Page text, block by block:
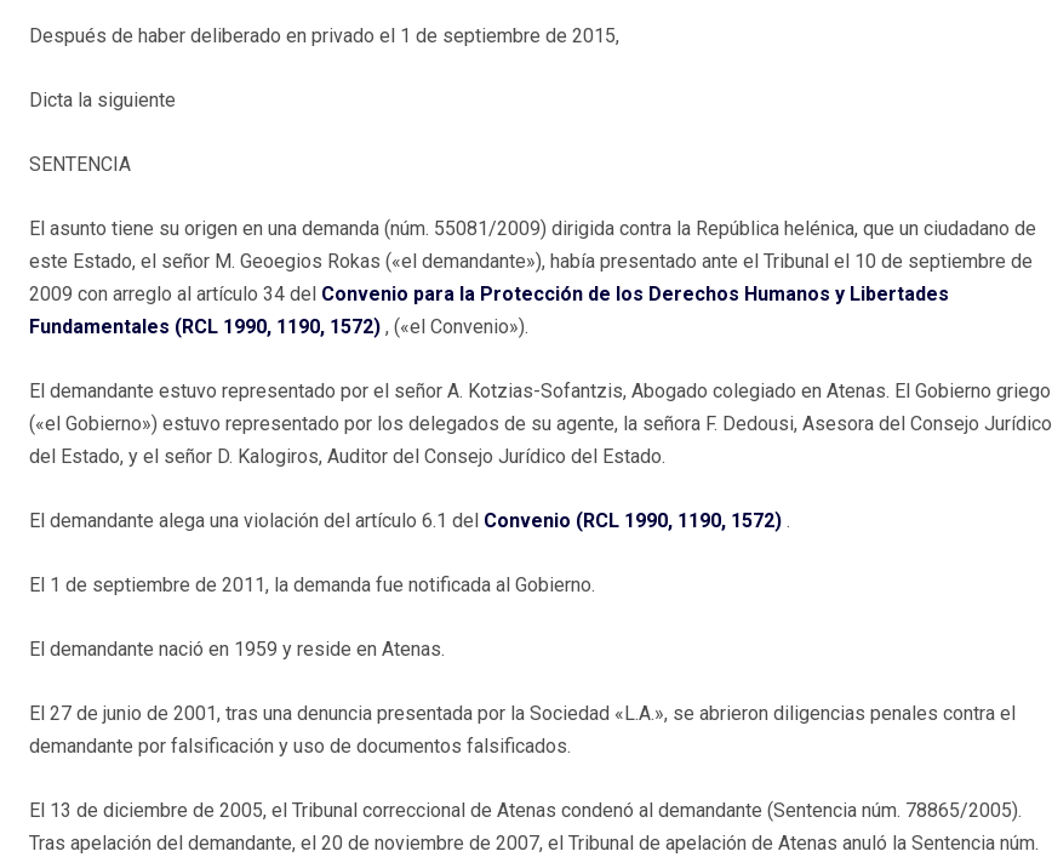
Después de haber deliberado en privado el 1 de septiembre de 2015,
Dicta la siguiente
SENTENCIA
El asunto tiene su origen en una demanda (núm. 55081/2009) dirigida contra la República helénica, que un ciudadano de
este Estado, el señor M. Geoegios Rokas («el demandante»), había presentado ante el Tribunal el 10 de septiembre de
2009 con arreglo al artículo 34 del Convenio para la Protección de los Derechos Humanos y Libertades
Fundamentales (RCL 1990, 1190, 1572) , («el Convenio»).
El demandante estuvo representado por el señor A. Kotzias-Sofantzis, Abogado colegiado en Atenas. El Gobierno griego
(«el Gobierno») estuvo representado por los delegados de su agente, la señora F. Dedousi, Asesora del Consejo Jurídico
del Estado, y el señor D. Kalogiros, Auditor del Consejo Jurídico del Estado.
El demandante alega una violación del artículo 6.1 del Convenio (RCL 1990, 1190, 1572) .
El 1 de septiembre de 2011, la demanda fue notificada al Gobierno.
El demandante nació en 1959 y reside en Atenas.
El 27 de junio de 2001, tras una denuncia presentada por la Sociedad «L.A.», se abrieron diligencias penales contra el
demandante por falsificación y uso de documentos falsificados.
El 13 de diciembre de 2005, el Tribunal correccional de Atenas condenó al demandante (Sentencia núm. 78865/2005).
Tras apelación del demandante, el 20 de noviembre de 2007, el Tribunal de apelación de Atenas anuló la Sentencia núm.